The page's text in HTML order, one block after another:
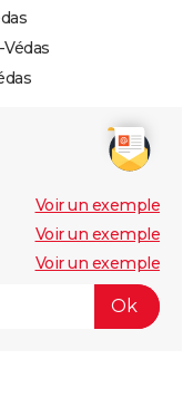
Voir un exemple
Voir un exemple
Voir un exemple